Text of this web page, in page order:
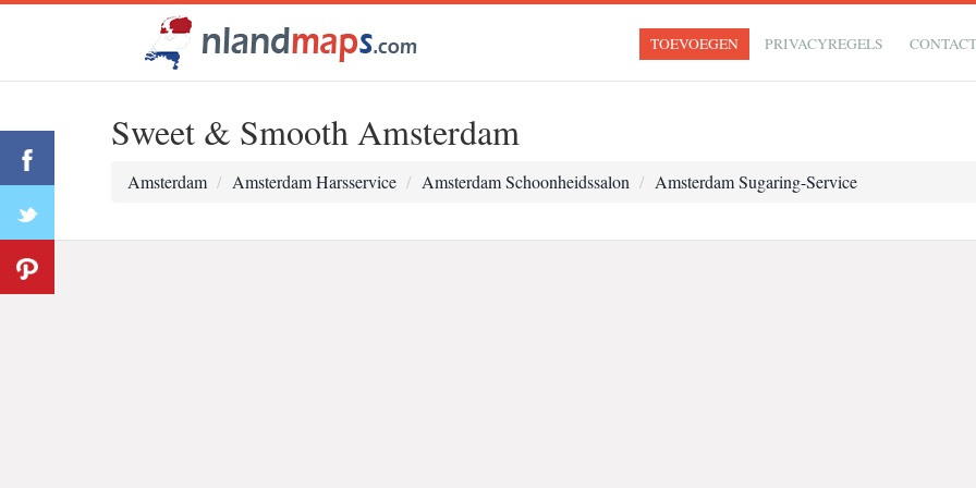
TOEVOEGEN PRIVACYREGELS
Sweet & Smooth Amsterdam
Amsterdam Amsterdam Harsservice Amsterdam Schoonheidssalon Amsterdam Sugaring-Service